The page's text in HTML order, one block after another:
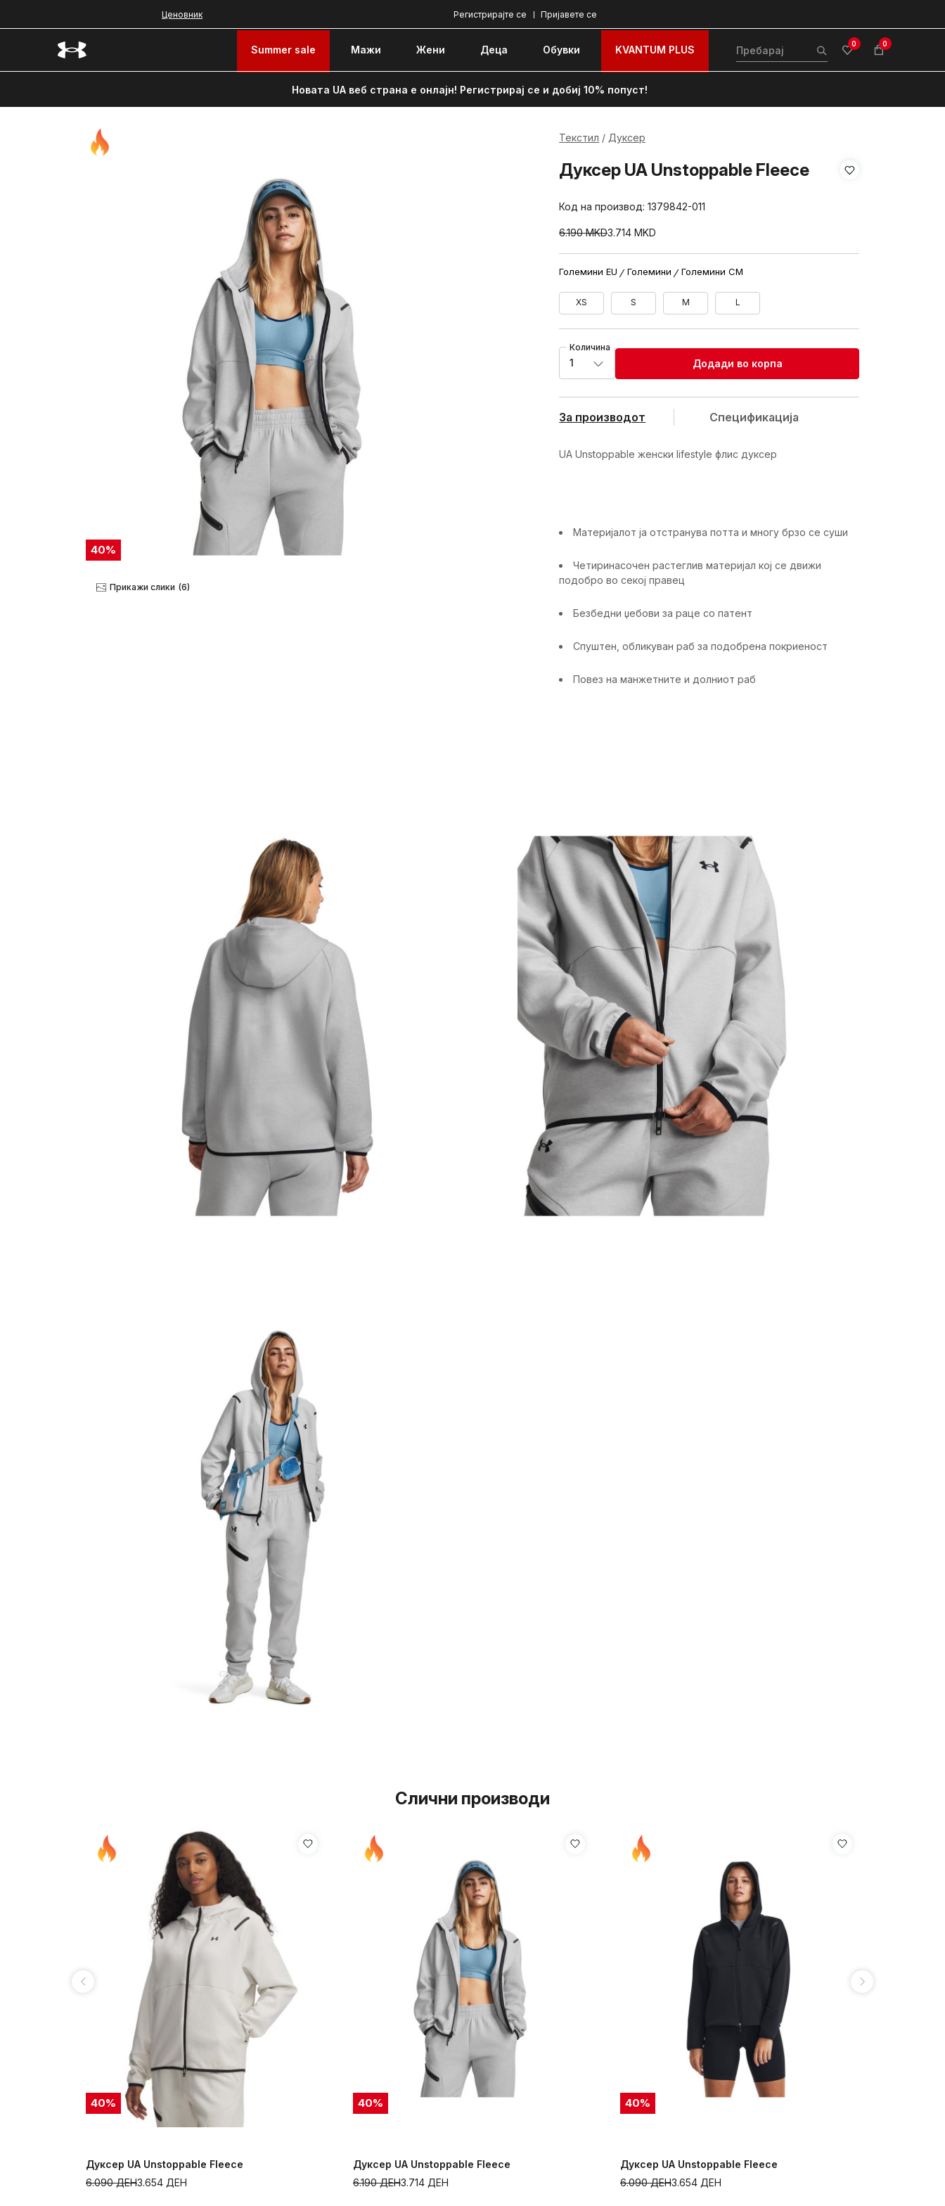
Ценовник Пријавете се
Регистрирајте се
Summer sale Мажи Жени Децa Обувки KVANTUM PLUS 0 0
Новата UA веб страна е онлајн! Регистрирај се и добиј 10% попуст!
40%
Прикажи слики (6)
Текстил Дуксер
Дуксер UA Unstoppable Fleece
Код на производ:1379842-011
6.190 MKD3.714MKD
Големини EU Големини Големини CM
XS S M L
Количина
1 Додади во корпа
За производот Спецификацијa
UA Unstoppable женски lifestyle флис дуксер
Материјалот ја отстранува потта и многу брзо се суши
Четиринасочен растеглив материјал кој се движи
подобро во секој правец
Безбедни џебови за раце со патент
Спуштен, обликуван раб за подобрена покриеност
Повез на манжетните и долниот раб
Слични производи
40%
Дуксер UA Unstoppable Fleece
3.654 ДЕН
6.090ДЕН
40%
Дуксер UA Unstoppable Fleece
3.714 ДЕН
6.190ДЕН
40%
Дуксер UA Unstoppable Fleece
3.654 ДЕН
6.090ДЕН